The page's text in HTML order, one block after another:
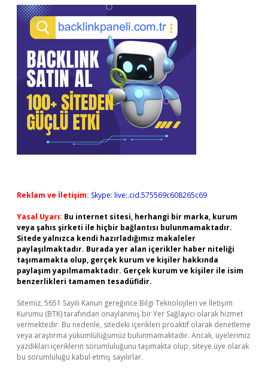
Reklam ve İletişim: Skype: live:.cid.575569c608265c69
Yasal Uyarı: Bu internet sitesi, herhangi bir marka, kurum
veya şahıs şirketi ile hiçbir bağlantısı bulunmamaktadır.
Sitede yalnızca kendi hazırladığımız makaleler
paylaşılmaktadır. Burada yer alan içerikler haber niteliği
taşımamakta olup, gerçek kurum ve kişiler hakkında
paylaşım yapılmamaktadır. Gerçek kurum ve kişiler ile isim
benzerlikleri tamamen tesadüfidir.
Sitemiz, 5651 Sayılı Kanun gereğince Bilgi Teknolojileri ve İletişim
Kurumu (BTK) tarafından onaylanmış bir Yer Sağlayıcı olarak hizmet
vermektedir. Bu nedenle, sitedeki içerikleri proaktif olarak denetleme
veya araştırma yükümlülüğümüz bulunmamaktadır. Ancak, üyelerimiz
yazdıkları içeriklerin sorumluluğunu taşımakta olup, siteye üye olarak
bu sorumluluğu kabul etmiş sayılırlar.